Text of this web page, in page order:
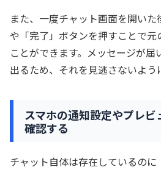
また、一度チャット画面を開いた
や「完了」ボタンを押すことで
ことができます。メッセージが
出るため、それを見逃さないよう
スマホの通知設定やプレビ
確認する
チャット自体は存在しているのに